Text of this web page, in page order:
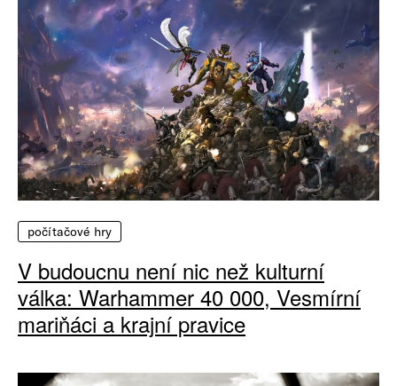
počítačové hry
V budoucnu není nic než kulturní
válka: Warhammer 40 000, Vesmírní
mariňáci a krajní pravice